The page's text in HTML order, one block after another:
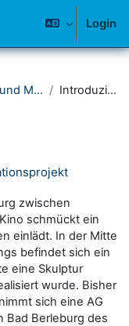
Login
Department Kunst und Musik Introduzione
zwischen
schmückt ein
einlädt. In der Mitte
befindet sich ein
eine Skulptur
wurde. Bisher
sich eine AG
Bad Berleburg des